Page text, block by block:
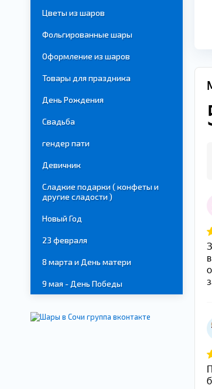
Цветы из шаров
Фольгированные шары
Оформление из шаров
Товары для праздника
День Рождения
Свадьба
гендер пати
Девичник
Сладкие подарки ( конфеты и
другие сладости )
Новый Год
23 февраля
8 марта и День матери
9 мая - День Победы